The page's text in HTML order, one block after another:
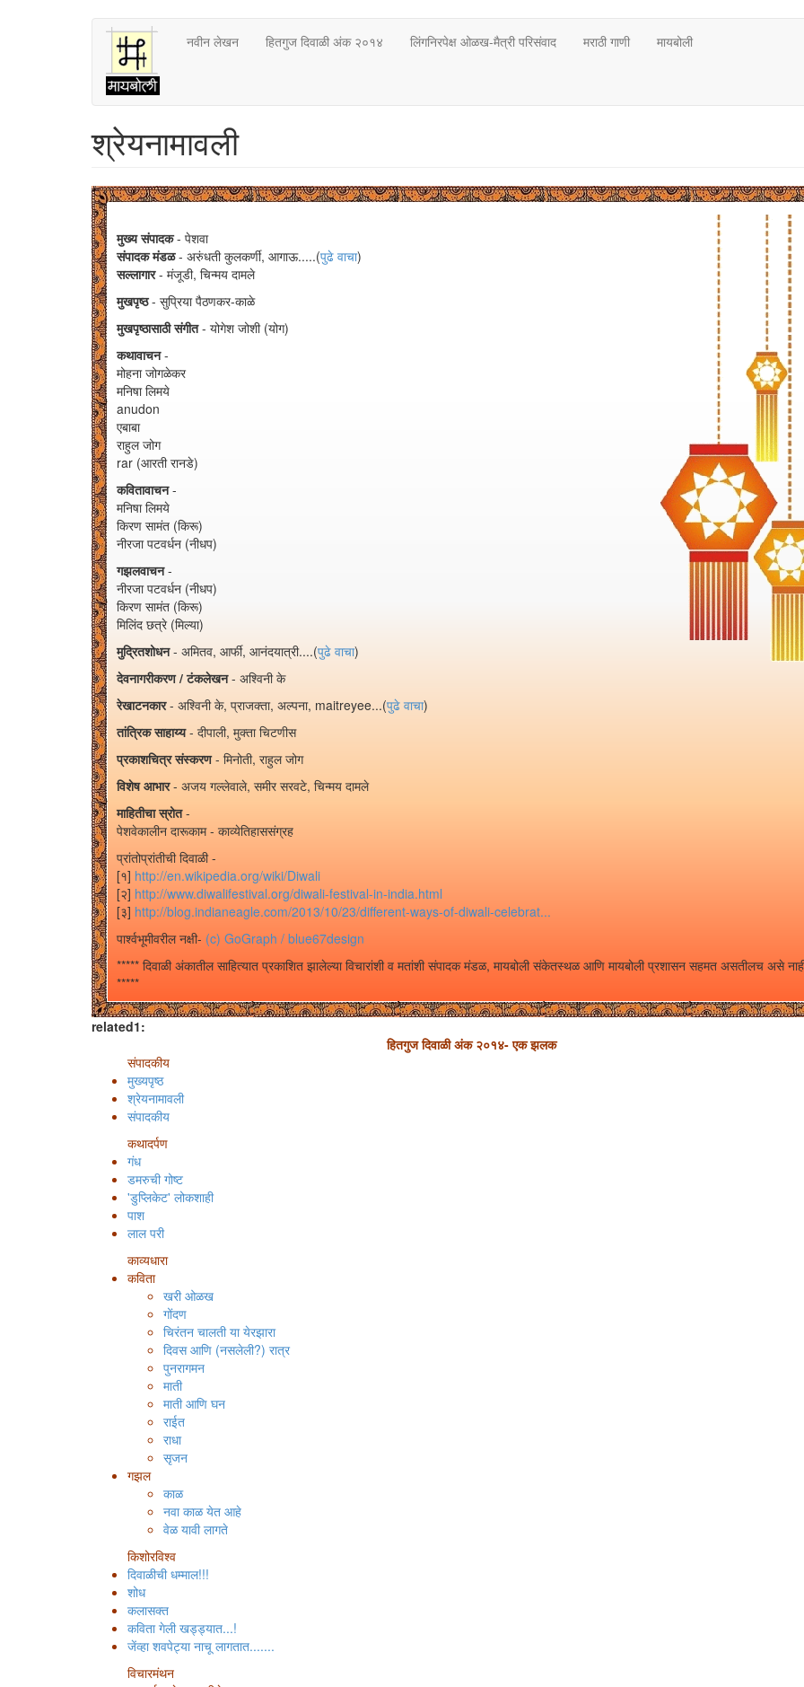
नवीन लेखन हितगुज दिवाळी अंक २०१४ लिंगनिरपेक्ष ओळख-मैत्री परिसंवाद मराठी गाणी मायबोली
श्रेयनामावली
मुख्य संपादक- पेशवा
संपादक मंडळ- अरुंधती कुलकर्णी, आगाऊ.....(पुढे वाचा)
सल्लागार- मंजूडी, चिन्मय दामले
मुखपृष्ठ- सुप्रिया पैठणकर-काळे
मुखपृष्ठासाठी संगीत- योगेश जोशी (योग)
कथावाचन-
मोहना जोगळेकर
मनिषा लिमये
anudon
एबाबा
राहुल जोग
rar (आरती रानडे)
कवितावाचन-
मनिषा लिमये
किरण सामंत (किरू)
नीरजा पटवर्धन (नीधप)
गझलवाचन-
नीरजा पटवर्धन (नीधप)
किरण सामंत (किरू)
मिलिंद छत्रे (मिल्या)
मुद्रितशोधन- अमितव, आर्फी, आनंदयात्री....(पुढे वाचा)
देवनागरीकरण / टंकलेखन- अश्विनी के
रेखाटनकार- अश्विनी के, प्राजक्ता, अल्पना, maitreyee...(पुढे वाचा)
तांत्रिक साहाय्य- दीपाली, मुक्ता चिटणीस
प्रकाशचित्र संस्करण- मिनोती, राहुल जोग
विशेष आभार- अजय गल्लेवाले, समीर सरवटे, चिन्मय दामले
माहितीचा स्रोत-
पेशवेकालीन दारूकाम - काव्येतिहाससंग्रह
प्रांतोप्रांतीची दिवाळी -
[१] http://en.wikipedia.org/wiki/Diwali
[२] http://www.diwalifestival.org/diwali-festival-in-india.html
[३] http://blog.indianeagle.com/2013/10/23/different-ways-of-diwali-celebrat...
पार्श्वभूमीवरील नक्षी- (c) GoGraph / blue67design
***** दिवाळी अंकातील साहित्यात प्रकाशित झालेल्या विचारांशी व मतांशी संपादक मंडळ, मायबोली संकेतस्थळ आणि मायबोली प्रशासन सहमत असतीलच असे
*****
related1:
हितगुज दिवाळी अंक २०१४- एक झलक
संपादकीय
मुख्यपृष्ठ
श्रेयनामावली
संपादकीय
कथादर्पण
गंध
डमरुची गोष्ट
'डुप्लिकेट' लोकशाही
पाश
लाल परी
काव्यधारा
कविता
खरी ओळख
गोंदण
चिरंतन चालती या येरझारा
दिवस आणि (नसलेली?) रात्र
पुनरागमन
माती
माती आणि घन
राईत
राधा
सृजन
गझल
काळ
नवा काळ येत आहे
वेळ यावी लागते
किशोरविश्व
दिवाळीची धम्माल!!!
शोध
कलासक्त
कविता गेली खड्ड्यात...!
जेंव्हा शवपेट्या नाचू लागतात.......
विचारमंथन